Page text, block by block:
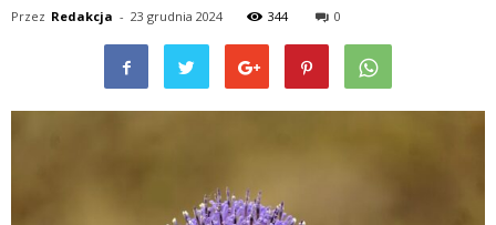
Przez Redakcja - 23 grudnia 2024 344 0